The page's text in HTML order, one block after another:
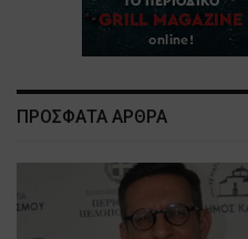
ΠΡΟΣΦΑΤΑ ΑΡΘΡΑ